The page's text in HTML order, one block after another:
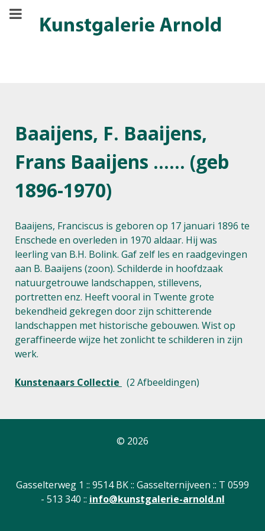
Baaijens, F. Baaijens,
Frans Baaijens ...... (geb
1896-1970)
Baaijens, Franciscus is geboren op 17 januari 1896 te
Enschede en overleden in 1970 aldaar. Hij was
leerling van B.H. Bolink. Gaf zelf les en raadgevingen
aan B. Baaijens (zoon). Schilderde in hoofdzaak
natuurgetrouwe landschappen, stillevens,
portretten enz. Heeft vooral in Twente grote
bekendheid gekregen door zijn schitterende
landschappen met historische gebouwen. Wist op
geraffineerde wijze het zonlicht te schilderen in zijn
werk.
Kunstenaars Collectie (2 Afbeeldingen)
© 2026
Gasselterweg 1 :: 9514 BK :: Gasselternijveen :: T 0599
- 513 340 :: info@kunstgalerie-arnold.nl